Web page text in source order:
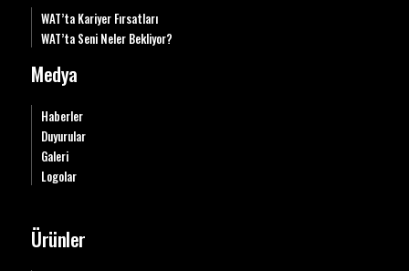
WAT’ta Kariyer Fırsatları
WAT’ta Seni Neler Bekliyor?
Medya
Haberler
Duyurular
Galeri
Logolar
Ürünler